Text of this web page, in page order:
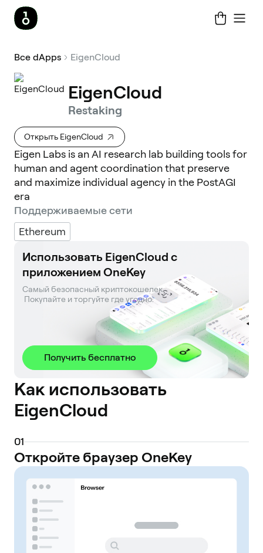
Все dApps EigenCloud
EigenCloud
Restaking
Открыть EigenCloud
Eigen Labs is an AI research lab building tools for
human and agent coordination that preserve
and maximize individual agency in the PostAGI
era
Поддерживаемые сети
Ethereum
Использовать EigenCloud с
приложением OneKey
Самый безопасный криптокошелек.
Покупайте и торгуйте где угодно.
Получить бесплатно
Как использовать
EigenCloud
01
Откройте браузер OneKey